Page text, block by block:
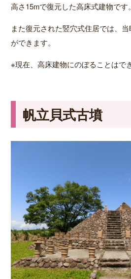
高さ15mで復元した高床式建物です。
また復元された竪穴式住居では、
ができます。
※現在、高床建物にのぼることはで
帆立貝式古墳